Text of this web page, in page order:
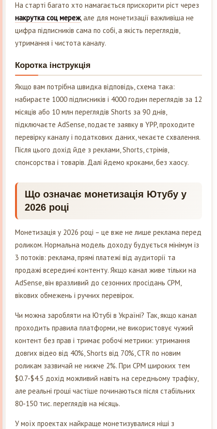
На старті багато хто намагається прискорити ріст через
накрутка соц мереж, але для монетизації важливіша не
цифра підписників сама по собі, а якість переглядів,
утримання і чистота каналу.
Коротка інструкція
Якщо вам потрібна швидка відповідь, схема така:
набираєте 1000 підписників і 4000 годин переглядів за 12
місяців або 10 млн переглядів Shorts за 90 днів,
підключаєте AdSense, подаєте заявку в YPP, проходите
перевірку каналу і податкових даних, чекаєте схвалення.
Після цього дохід йде з реклами, Shorts, стрімів,
спонсорства і товарів. Далі йдемо кроками, без хаосу.
Що означає монетизація Ютубу у
2026 році
Монетизація у 2026 році – це вже не лише реклама перед
роликом. Нормальна модель доходу будується мінімум із
3 потоків: реклама, прямі платежі від аудиторії та
продажі всередині контенту. Якщо канал живе тільки на
AdSense, він вразливий до сезонних просідань CPM,
вікових обмежень і ручних перевірок.
Чи можна заробляти на Ютубі в Україні? Так, якщо канал
проходить правила платформи, не використовує чужий
контент без прав і тримає робочі метрики: утримання
довгих відео від 40%, Shorts від 70%, CTR по новим
роликам зазвичай не нижче 2%. При CPM широких тем
$0.7-$4.5 дохід можливий навіть на середньому трафіку,
але реальні гроші частіше починаються після стабільних
80-150 тис. переглядів на місяць.
У моїх проектах найкраще монетизувалися ніші з